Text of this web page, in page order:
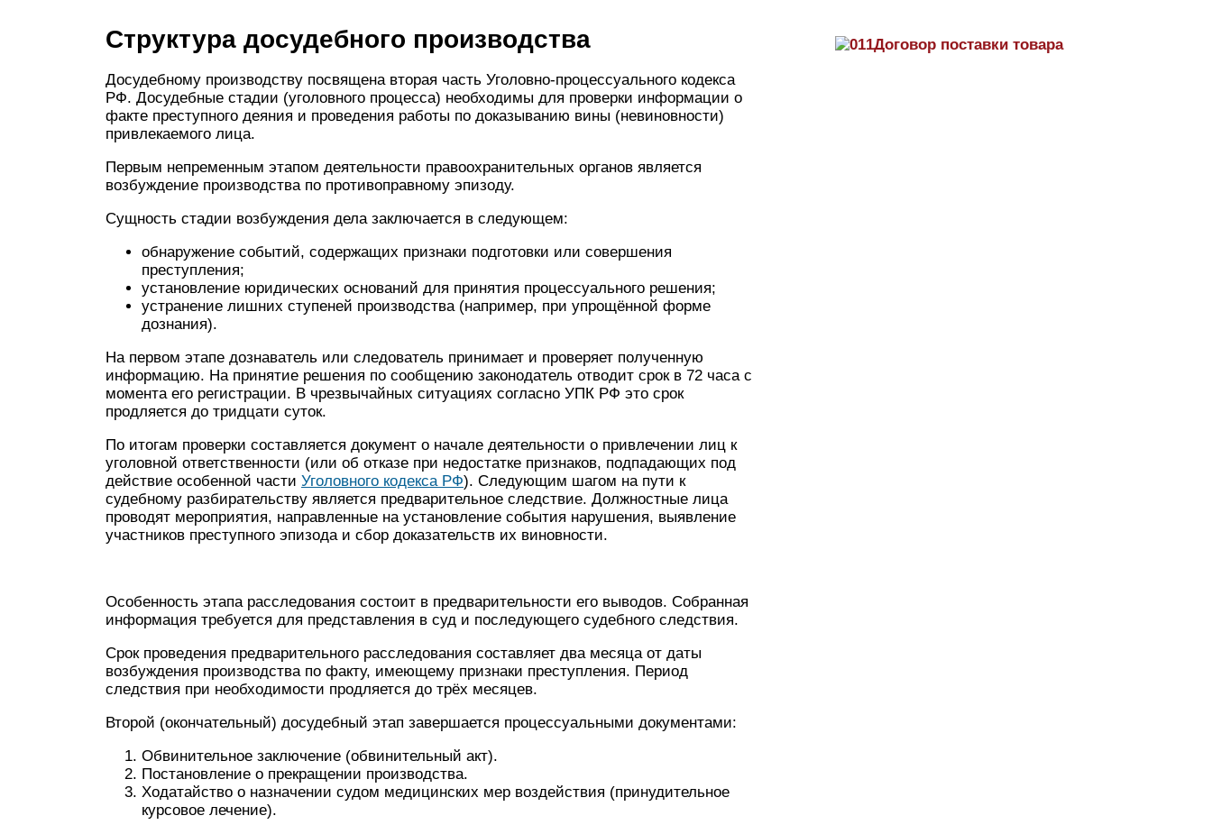
Структура досудебного производства
Досудебному производству посвящена вторая часть Уголовно-процессуального кодекса
РФ. Досудебные стадии (уголовного процесса) необходимы для проверки информации о
факте преступного деяния и проведения работы по доказыванию вины (невиновности)
привлекаемого лица.
Первым непременным этапом деятельности правоохранительных органов является
возбуждение производства по противоправному эпизоду.
Сущность стадии возбуждения дела заключается в следующем:
обнаружение событий, содержащих признаки подготовки или совершения
преступления;
установление юридических оснований для принятия процессуального решения;
устранение лишних ступеней производства (например, при упрощённой форме
дознания).
На первом этапе дознаватель или следователь принимает и проверяет полученную
информацию. На принятие решения по сообщению законодатель отводит срок в 72 часа с
момента его регистрации. В чрезвычайных ситуациях согласно УПК РФ это срок
продляется до тридцати суток.
По итогам проверки составляется документ о начале деятельности о привлечении лиц к
уголовной ответственности (или об отказе при недостатке признаков, подпадающих под
действие особенной части Уголовного кодекса РФ). Следующим шагом на пути к
судебному разбирательству является предварительное следствие. Должностные лица
проводят мероприятия, направленные на установление события нарушения, выявление
участников преступного эпизода и сбор доказательств их виновности.
Особенность этапа расследования состоит в предварительности его выводов. Собранная
информация требуется для представления в суд и последующего судебного следствия.
Срок проведения предварительного расследования составляет два месяца от даты
возбуждения производства по факту, имеющему признаки преступления. Период
следствия при необходимости продляется до трёх месяцев.
Второй (окончательный) досудебный этап завершается процессуальными документами:
Обвинительное заключение (обвинительный акт).
Постановление о прекращении производства.
Ходатайство о назначении судом медицинских мер воздействия (принудительное
курсовое лечение).
Договор поставки товара